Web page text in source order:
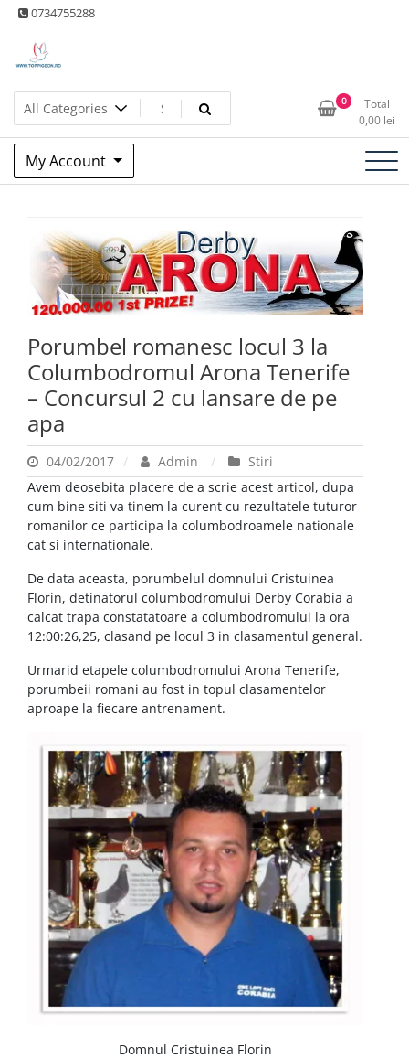
Skip
to
content
0734755288
Toppigeon.RO – Produse
columbofile – tratamente
porumbei – hrana de
porumbei – Licitatii
Produse columbofile – tratamente porumbei – hrana porumbei –
Licitatii – Vanzare pret fix
0
Total
0,00 lei
My Account
Porumbel romanesc locul 3 la
Columbodromul Arona Tenerife
– Concursul 2 cu lansare de pe
apa
04/02/2017 Admin
Stiri
Avem deosebita placere de a scrie acest articol, dupa
cum bine siti va tinem la curent cu rezultatele tuturor
romanilor ce participa la columbodroamele nationale
cat si internationale.
De data aceasta, porumbelul domnului Cristuinea
Florin, detinatorul columbodromului Derby Corabia a
calcat trapa constatatoare a columbodromului la ora
12:00:26,25, clasand pe locul 3 in clasamentul general.
Urmarid etapele columbodromului Arona Tenerife,
porumbeii romani au fost in topul clasamentelor
aproape la fiecare antrenament.
Domnul Cristuinea Florin